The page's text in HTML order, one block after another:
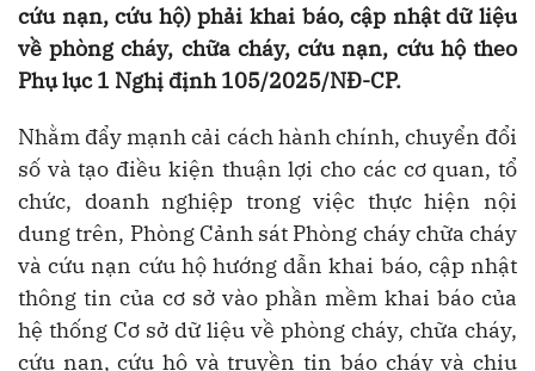
cứu nạn, cứu hộ) phải khai báo, cập nhật dữ liệu
về phòng cháy, chữa cháy, cứu nạn, cứu hộ theo
Phụ lục 1 Nghị định 105/2025/NĐ-CP.
Nhằm đẩy mạnh cải cách hành chính, chuyển đổi
số và tạo điều kiện thuận lợi cho các cơ quan, tổ
chức, doanh nghiệp trong việc thực hiện nội
dung trên, PhòngCảnh sát Phòng cháy chữa cháy
và cứu nạn cứu hộ hướng dẫn khai báo, cập nhật
thông tin của cơ sở vào phần mềm khai báo của
hệ thống Cơ sở dữ liệu về phòng cháy, chữa cháy,
cứu nạn, cứu hộ và truyền tin báo cháy và chịu